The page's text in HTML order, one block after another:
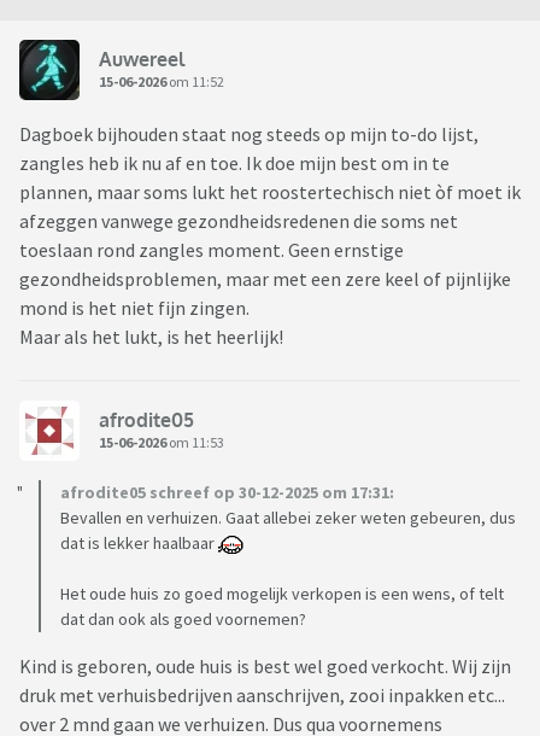
Auwereel
15-06-2026om 11:52
Dagboek bijhouden staat nog steeds op mijn to-do lijst,
zangles heb ik nu af en toe. Ik doe mijn best om in te
plannen, maar soms lukt het roostertechisch niet òf moet ik
afzeggen vanwege gezondheidsredenen die soms net
toeslaan rond zangles moment. Geen ernstige
gezondheidsproblemen, maar met een zere keel of pijnlijke
mond is het niet fijn zingen.
Maar als het lukt, is het heerlijk!
afrodite05
15-06-2026om 11:53
afrodite05 schreef op 30-12-2025 om 17:31:
Bevallen en verhuizen. Gaat allebei zeker weten gebeuren, dus
dat is lekker haalbaar
Het oude huis zo goed mogelijk verkopen is een wens, of telt
dat dan ook als goed voornemen?
Kind is geboren, oude huis is best wel goed verkocht. Wij zijn
druk met verhuisbedrijven aanschrijven, zooi inpakken etc...
over 2 mnd gaan we verhuizen. Dus qua voornemens